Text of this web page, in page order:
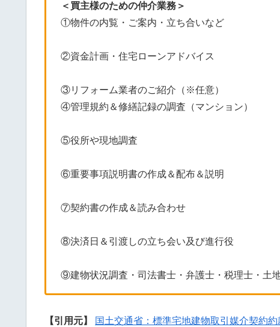
＜買主様のための仲介業務＞
①物件の内覧・ご案内・立ち合いなど
②資金計画・住宅ローンアドバイス
③リフォーム業者のご紹介（※任意）
④管理規約＆修繕記録の調査（マンション）
⑤役所や現地調査
⑥重要事項説明書の作成＆配布＆説明
⑦契約書の作成＆読み合わせ
⑧決済日＆引渡しの立ち会い及び進行役
⑨建物状況調査・司法書士・弁護士・税理士・土
【引用元】 国土交通省：標準宅地建物取引媒介契約約